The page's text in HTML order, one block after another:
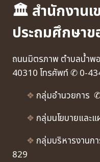
🏛 สำนักงานเ
ประถมศึกษา
ถนนมิตรภาพ ตำบลน้ำพ
40310 โทรศัพท์ ✆ 0-
❖ กลุ่มอำนวยการ
❖ กลุ่มนโยบายและ
❖ กลุ่มบริหารงานก
829